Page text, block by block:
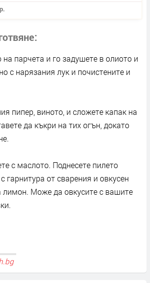
парчета и го задушете в олиото и
с нарязания лук и почистените и
пипер, виното, и сложете капак на
да къкри на тих огън, докато
с маслото. Поднесете пилето
гарнитура от сварения и овкусен
лимон. Може да овкусите с вашите